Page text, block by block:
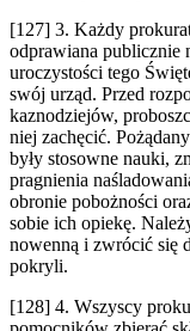
[127] 3. Każdy
odprawiana publicznie
uroczystości tego
swój urząd. Przed
kaznodziejów,
niej zachęcić.
były stosowne nauki,
pragnienia
obronie pobożności
sobie ich opiekę.
nowenną i zwrócić się
pokryli.
[128] 4. Wszyscy